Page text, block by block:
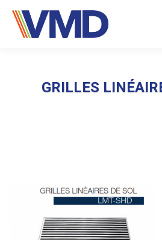
GRILLES